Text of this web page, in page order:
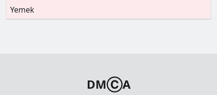
Yemek
DMⒸA